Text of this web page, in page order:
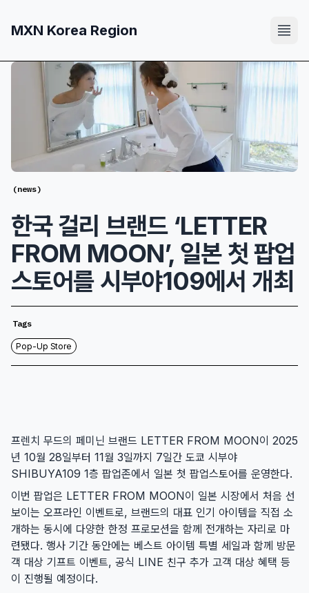
MXN Korea Region
(news)
한국 걸리 브랜드 ‘LETTER
FROM MOON’, 일본 첫 팝업
스토어를 시부야109에서 개최
Tags
Pop-Up Store
프렌치 무드의 페미닌 브랜드 LETTER FROM MOON이 2025
년 10월 28일부터 11월 3일까지 7일간 도쿄 시부야
SHIBUYA109 1층 팝업존에서 일본 첫 팝업스토어를 운영한다.
이번 팝업은 LETTER FROM MOON이 일본 시장에서 처음 선
보이는 오프라인 이벤트로, 브랜드의 대표 인기 아이템을 직접 소
개하는 동시에 다양한 한정 프로모션을 함께 전개하는 자리로 마
련됐다. 행사 기간 동안에는 베스트 아이템 특별 세일과 함께 방문
객 대상 기프트 이벤트, 공식 LINE 친구 추가 고객 대상 혜택 등
이 진행될 예정이다.